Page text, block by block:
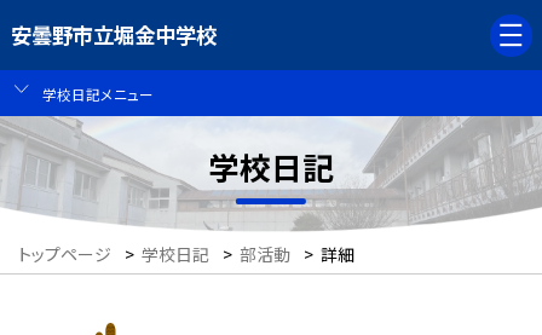
安曇野市立堀金中学校
学校日記メニュー
学校日記
トップページ > 学校日記 > 部活動 > 詳細